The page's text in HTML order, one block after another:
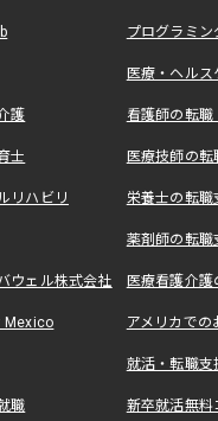
プログラミ
医療・ヘル
護 看護師の転
士 医療技師の
リハビリ 栄養士の転
薬剤師の転
ウェル株式会社 医療看護介
Mexico アメリカで
就活・転職
職 新卒就活無料